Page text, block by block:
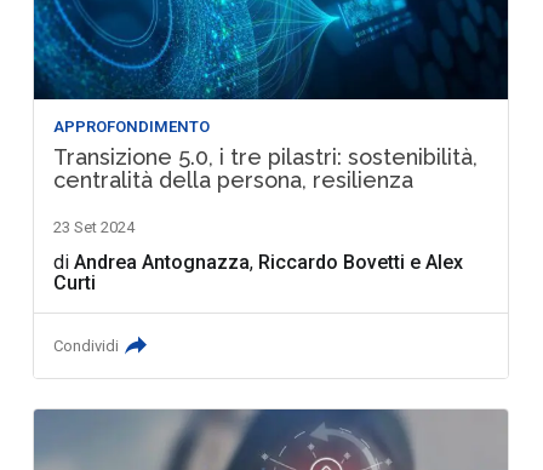
APPROFONDIMENTO
Transizione 5.0, i tre pilastri: sostenibilità,
centralità della persona, resilienza
23 Set 2024
diAndrea Antognazza, Riccardo Bovetti eAlex
Curti
Condividi